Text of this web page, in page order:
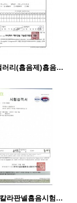
spp-6m갤러리(흡음제)흡음성적서
spp-eco 칼라판넬흡음시험성적서20151027